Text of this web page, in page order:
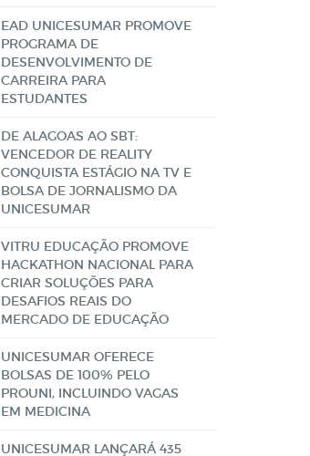
EAD UNICESUMAR PROMOVE
PROGRAMA DE
DESENVOLVIMENTO DE
CARREIRA PARA
ESTUDANTES
DE ALAGOAS AO SBT:
VENCEDOR DE REALITY
CONQUISTA ESTÁGIO NA TV E
BOLSA DE JORNALISMO DA
UNICESUMAR
VITRU EDUCAÇÃO PROMOVE
HACKATHON NACIONAL PARA
CRIAR SOLUÇÕES PARA
DESAFIOS REAIS DO
MERCADO DE EDUCAÇÃO
UNICESUMAR OFERECE
BOLSAS DE 100% PELO
PROUNI, INCLUINDO VAGAS
EM MEDICINA
UNICESUMAR LANÇARÁ 435